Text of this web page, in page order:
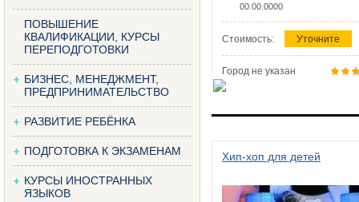
ПОВЫШЕНИЕ
КВАЛИФИКАЦИИ, КУРСЫ
ПЕРЕПОДГОТОВКИ
БИЗНЕС, МЕНЕДЖМЕНТ,
ПРЕДПРИНИМАТЕЛЬСТВО
РАЗВИТИЕ РЕБЁНКА
ПОДГОТОВКА К ЭКЗАМЕНАМ
КУРСЫ ИНОСТРАННЫХ
ЯЗЫКОВ
00.00.0000
Стоимость: Уточните
Город не указан
Хип-хоп для детей